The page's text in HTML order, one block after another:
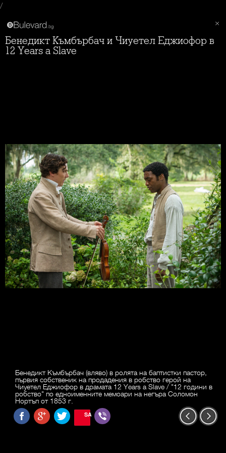
/
Бенедикт Къмбърбач и Чиуетел Еджиофор в
12 Years a Slave
Бенедикт Къмбърбач (вляво) в ролята на баптистки пастор,
първия собственик на продадения в робство герой на
Чиуетел Еджиофор в драмата 12 Years a Slave / "12 години в
робство" по едноименните мемоари на негъра Соломон
Нортъп от 1853 г.
SAVE